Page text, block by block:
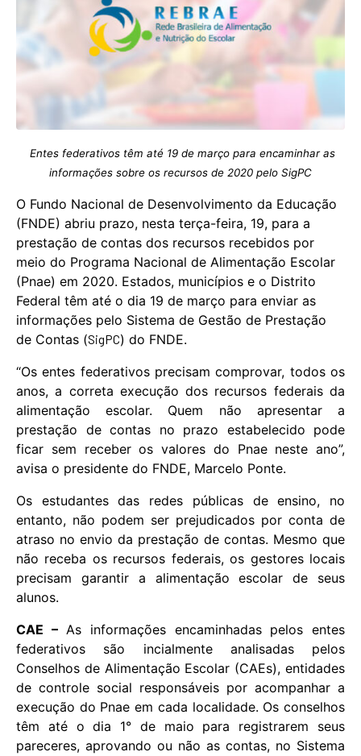
Entes federativos têm até 19 de março para encaminhar as
informações sobre os recursos de 2020 pelo SigPC
O Fundo Nacional de Desenvolvimento da Educação
(FNDE) abriu prazo, nesta terça-feira, 19, para a
prestação de contas dos recursos recebidos por
meio do Programa Nacional de Alimentação Escolar
(Pnae) em 2020. Estados, municípios e o Distrito
Federal têm até o dia 19 de março para enviar as
informações pelo Sistema de Gestão de Prestação
de Contas (SigPC) do FNDE.
“Os entes federativos precisam comprovar, todos os
anos, a correta execução dos recursos federais da
alimentação escolar. Quem não apresentar a
prestação de contas no prazo estabelecido pode
ficar sem receber os valores do Pnae neste ano”,
avisa o presidente do FNDE, Marcelo Ponte.
Os estudantes das redes públicas de ensino, no
entanto, não podem ser prejudicados por conta de
atraso no envio da prestação de contas. Mesmo que
não receba os recursos federais, os gestores locais
precisam garantir a alimentação escolar de seus
alunos.
CAE –As informações encaminhadas pelos entes
federativos são incialmente analisadas pelos
Conselhos de Alimentação Escolar (CAEs), entidades
de controle social responsáveis por acompanhar a
execução do Pnae em cada localidade. Os conselhos
têm até o dia 1° de maio para registrarem seus
pareceres, aprovando ou não as contas, no Sistema